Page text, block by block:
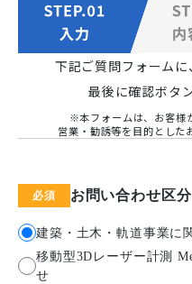
下記ご質問フォームに
最後に確認ボタ
※本フォームは、お客様
営業・勧誘等を目的とした
お問い合わせ区分
建築・土木・軌道事業に
移動型3Dレーザー計測
せ